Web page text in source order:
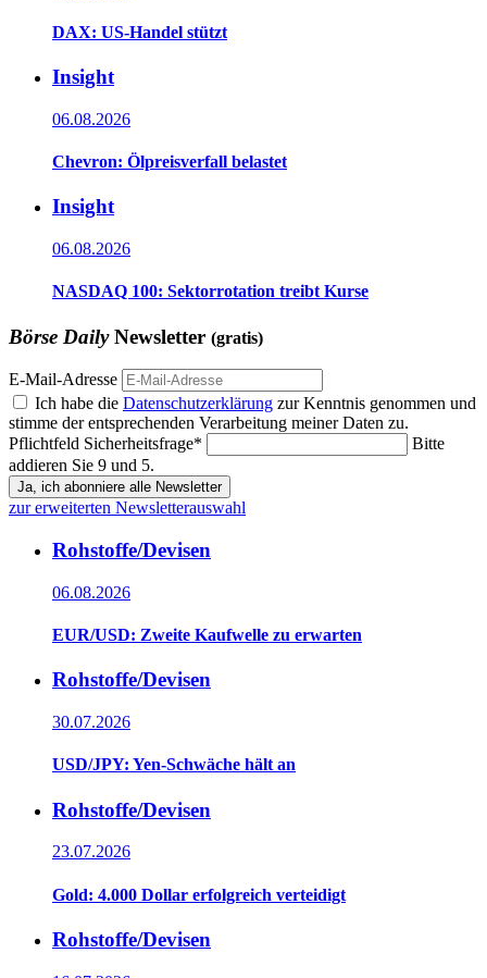
DAX: US-Handel stützt
Insight
06.08.2026
Chevron: Ölpreisverfall belastet
Insight
06.08.2026
NASDAQ 100: Sektorrotation treibt Kurse
Börse DailyNewsletter (gratis)
E-Mail-Adresse
Ich habe die Datenschutzerklärung zur Kenntnis genommen und
stimme der entsprechenden Verarbeitung meiner Daten zu.
Pflichtfeld Sicherheitsfrage*
Bitte
addieren Sie 9 und 5.
Ja, ich abonniere alle Newsletter
zur erweiterten Newsletterauswahl
Rohstoffe/Devisen
06.08.2026
EUR/USD: Zweite Kaufwelle zu erwarten
Rohstoffe/Devisen
30.07.2026
USD/JPY: Yen-Schwäche hält an
Rohstoffe/Devisen
23.07.2026
Gold: 4.000 Dollar erfolgreich verteidigt
Rohstoffe/Devisen